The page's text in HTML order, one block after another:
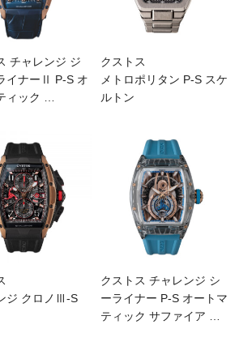
チャレンジ ジ
イナーⅡ P-S オ
ィック
クストス
メトロポリタン P-S スケ
ルトン
ジ クロノⅢ-S
クストス チャレンジ シ
ーライナー P-S オートマ
ティック サファイア